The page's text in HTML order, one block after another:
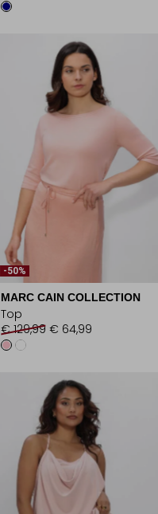
-50%
MARC CAIN COLLECTION
Top
€ 129,99 € 64,99